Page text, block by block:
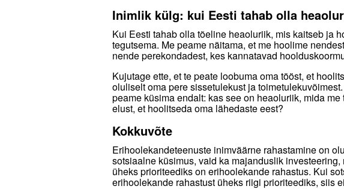
Inimlik külg: kui Eesti tahab olla
Kui Eesti tahab olla tõeline heaoluriik, mis kaitseb ja
tegutsema. Me peame näitama, et me hoolime
nende perekondadest, kes kannatavad
Kujutage ette, et te peate loobuma oma tööst, et
oluliselt oma pere sissetulekust ja
peame küsima endalt: kas see on heaoluriik, mida
elust, et hoolitseda oma lähedaste eest?
Kokkuvõte
Erihoolekandeteenuste inimväärne rahastamine on
sotsiaalne küsimus, vaid ka majanduslik
üheks prioriteediks on erihoolekande rahastus. Kui
erihoolekande rahastust üheks riigi prioriteediks, siis